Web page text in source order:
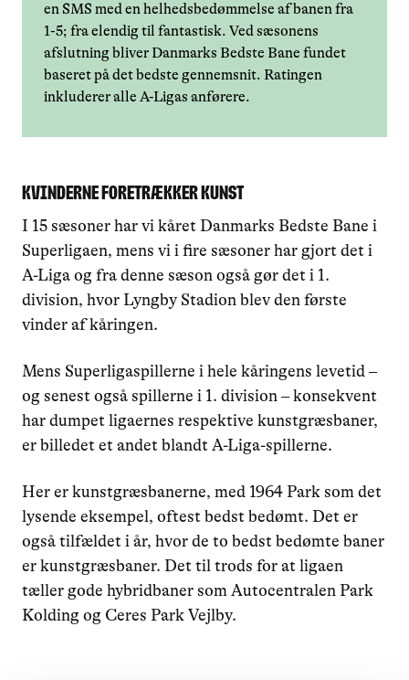
en SMS med en helhedsbedømmelse af banen fra
1-5; fra elendig til fantastisk. Ved sæsonens
afslutning bliver Danmarks Bedste Bane fundet
baseret på det bedste gennemsnit. Ratingen
inkluderer alle A-Ligas anførere.
Kvinderne foretrækker kunst
I 15 sæsoner har vi kåret Danmarks Bedste Bane i
Superligaen, mens vi i fire sæsoner har gjort det i
A-Liga og fra denne sæson også gør det i 1.
division, hvor Lyngby Stadion blev den første
vinder af kåringen.
Mens Superligaspillerne i hele kåringens levetid –
og senest også spillerne i 1. division – konsekvent
har dumpet ligaernes respektive kunstgræsbaner,
er billedet et andet blandt A-Liga-spillerne.
Her er kunstgræsbanerne, med 1964 Park som det
lysende eksempel, oftest bedst bedømt. Det er
også tilfældet i år, hvor de to bedst bedømte baner
er kunstgræsbaner. Det til trods for at ligaen
tæller gode hybridbaner som Autocentralen Park
Kolding og Ceres Park Vejlby.